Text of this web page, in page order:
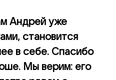
Андрей уже
становится
в себе. Спасибо
Мы верим: его